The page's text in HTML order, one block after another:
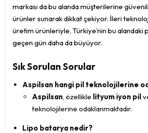
markası da bu alanda müşterilerine
ürünler sunarak dikkat çekiyor. İleri
üretim ürünleriyle, Türkiye’nin bu alandaki
geçen gün daha da büyüyor.
Sık Sorulan Sorular
Aspilsan hangi pil teknolojilerine
Aspilsan, özellikle lityum iyon pil
teknolojilerine odaklanmaktadır.
Lipo batarya nedir?